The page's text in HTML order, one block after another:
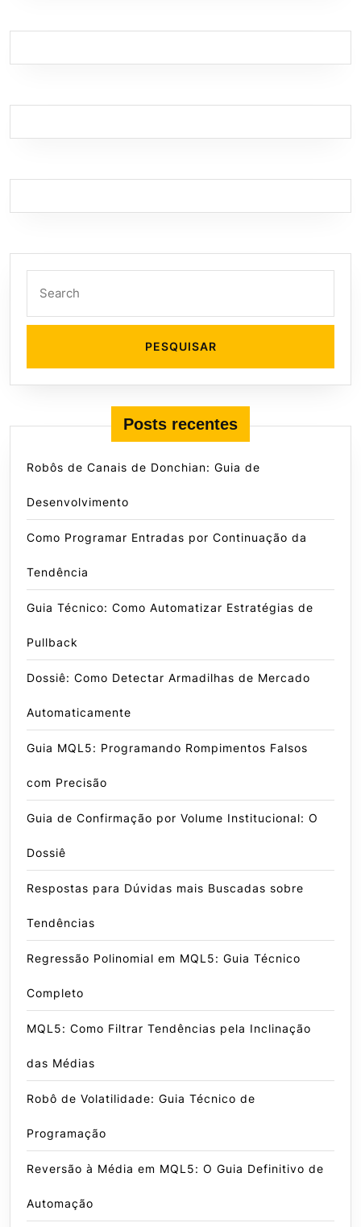
Posts recentes
Robôs de Canais de Donchian: Guia de
Desenvolvimento
Como Programar Entradas por Continuação da
Tendência
Guia Técnico: Como Automatizar Estratégias de
Pullback
Dossiê: Como Detectar Armadilhas de Mercado
Automaticamente
Guia MQL5: Programando Rompimentos Falsos
com Precisão
Guia de Confirmação por Volume Institucional: O
Dossiê
Respostas para Dúvidas mais Buscadas sobre
Tendências
Regressão Polinomial em MQL5: Guia Técnico
Completo
MQL5: Como Filtrar Tendências pela Inclinação
das Médias
Robô de Volatilidade: Guia Técnico de
Programação
Reversão à Média em MQL5: O Guia Definitivo de
Automação